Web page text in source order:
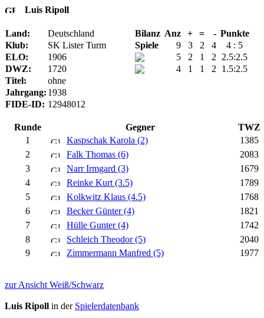
Luis Ripoll
Land: Deutschland Bilanz Anz + = - Punkte
Klub:
SK Lister Turm Spiele 9 3 2 4
4 : 5
ELO:
1906 5 2 1 2
2.5:2.5
DWZ:
1720 4 1 1 2
1.5:2.5
Titel:
ohne
Jahrgang: 1938
FIDE-ID: 12948012
Runde Gegner
TWZ
1
Kaspschak Karola (2)
1385
2
Falk Thomas (6)
2083
3
Narr Irmgard (3)
1679
4
Reinke Kurt (3.5)
1789
5
Kolkwitz Klaus (4.5)
1768
6
Becker Günter (4)
1821
7
Hülle Gunter (4)
1742
8
Schleich Theodor (5)
2040
9
Zimmermann Manfred (5) 1977
zur Ansicht Weiß/Schwarz
Luis Ripoll in der Spielerdatenbank